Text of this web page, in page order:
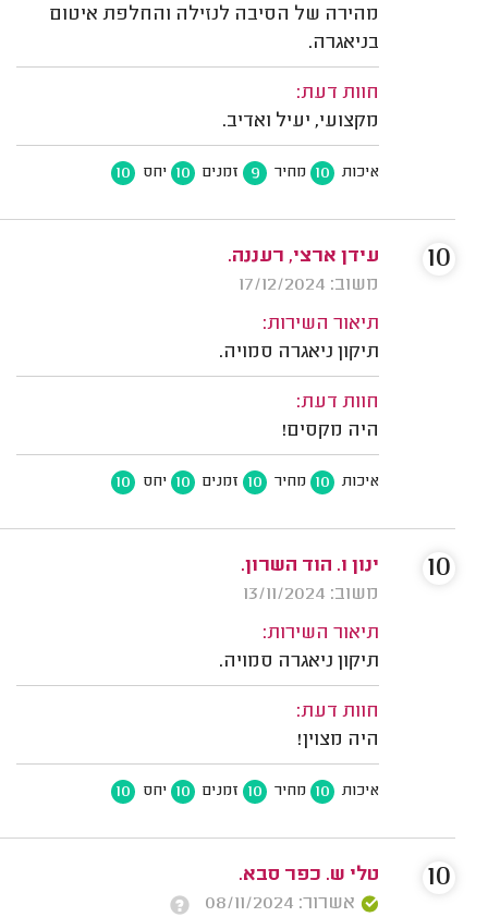
מהירה של הסיבה לנזילה והחלפת איטום
בניאגרה.
חוות דעת:
מקצועי, יעיל ואדיב.
איכות 10 מחיר 9 זמנים 10 יחס 10
עידן ארצי, רעננה.
משוב: 17/12/2024
תיאור השירות:
תיקון ניאגרה סמויה.
חוות דעת:
היה מקסים!
איכות 10 מחיר 10 זמנים 10 יחס 10
10
ינון ו. הוד השרון.
משוב: 13/11/2024
תיאור השירות:
תיקון ניאגרה סמויה.
חוות דעת:
היה מצוין!
איכות 10 מחיר 10 זמנים 10 יחס 10
10
טלי ש. כפר סבא.
אשרור: 08/11/2024
10